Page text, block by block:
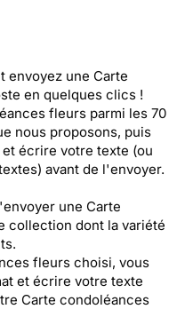
envoyez une Carte
en quelques clics !
fleurs parmi les 70
nous proposons, puis
écrire votre texte (ou
avant de l'envoyer.
une Carte
collection dont la variété
fleurs choisi, vous
et écrire votre texte
Carte condoléances